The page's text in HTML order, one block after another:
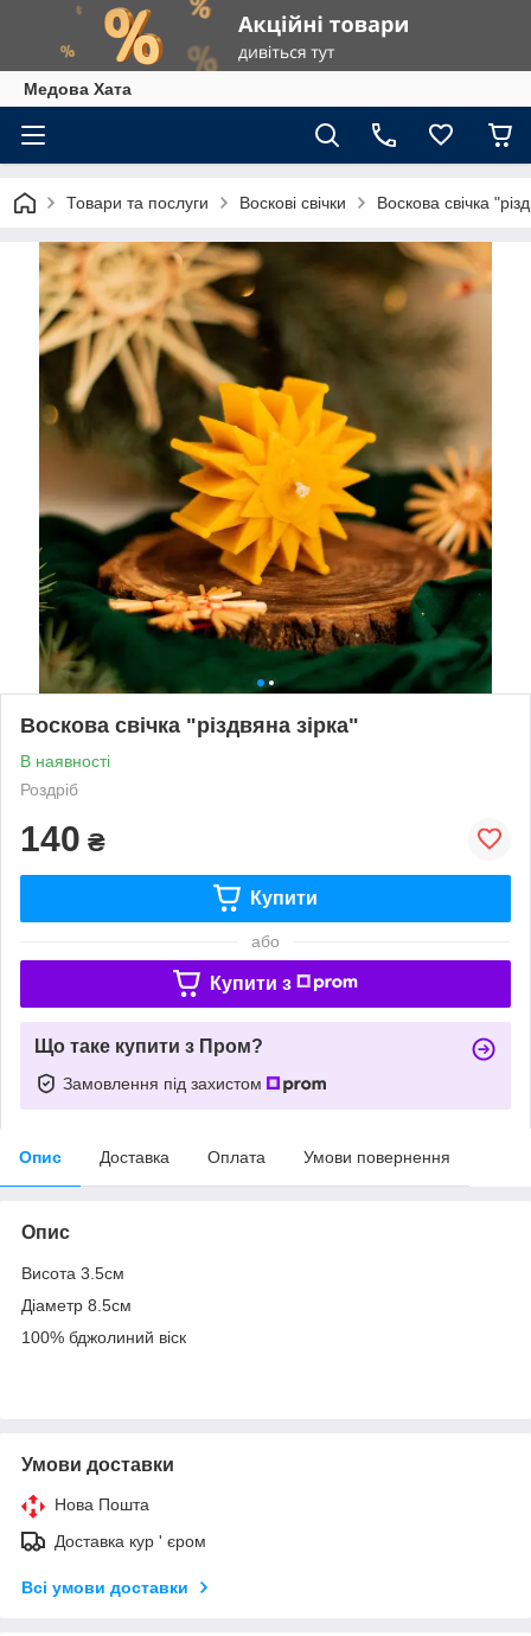
Медова Хата
Товари та послуги Воскові свічки Воскова свічка
Воскова свічка "різдвяна зірка"
В наявності
Роздріб
140 ₴
Купити
або
Купити з
Що таке купити з Пром?
Замовлення під захистом
Опис Доставка Оплата Умови повернення
Опис
Висота 3.5см
Діаметр 8.5см
100% бджолиний віск
Умови доставки
Нова Пошта
Доставка кур ' єром
Всі умови доставки